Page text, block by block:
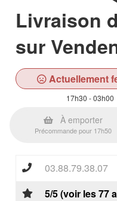
Livraison
sur
Actuellement
17h30 - 03h00
À emporter
Précommande pour 17h50
03.88.79.38.07
5/5 (voir les 77